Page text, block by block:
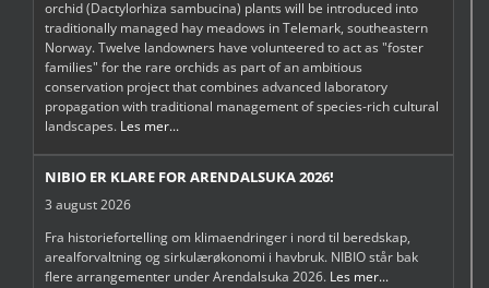
orchid (Dactylorhiza sambucina) plants will be introduced into
traditionally managed hay meadows in Telemark, southeastern
Norway. Twelve landowners have volunteered to act as "foster
families" for the rare orchids as part of an ambitious
conservation project that combines advanced laboratory
propagation with traditional management of species-rich cultural
landscapes. Les mer...
NIBIO ER KLARE FOR ARENDALSUKA 2026!
3 august 2026
Fra historiefortelling om klimaendringer i nord til beredskap,
arealforvaltning og sirkulærøkonomi i havbruk. NIBIO står bak
flere arrangementer under Arendalsuka 2026. Les mer...